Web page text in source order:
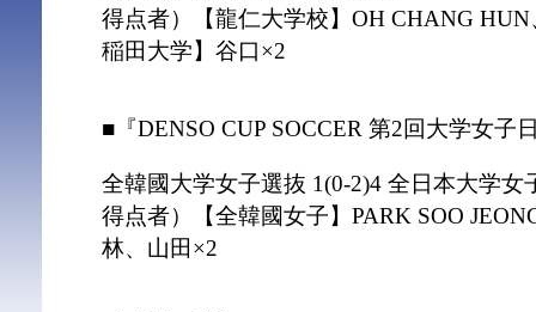
得点者）【龍仁大学校】OH CHANG
稲田大学】谷口×2
■『DENSO CUP SOCCER 第2回大学女子
全韓國大学女子選抜 1(0-2)4 全日本大学女
得点者）【全韓國女子】PARK SOO
林、山田×2